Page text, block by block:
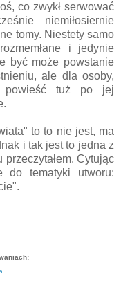
co zwykł serwować
niemiłosiernie
tomy. Niestety samo
i jedynie
być może powstanie
ale dla osoby,
powieść tuż po jej
to to nie jest, ma
i tak jest to jedna z
Cytując
do tematyki utworu: